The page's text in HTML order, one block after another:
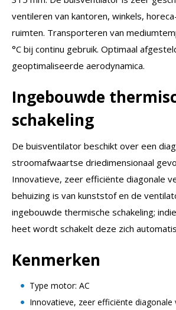
ventileren van kantoren, winkels,
ruimten. Transporteren van
°C bij continu gebruik. Optimaal
geoptimaliseerde aerodynamica.
Ingebouwde
schakeling
De buisventilator beschikt over een
stroomafwaartse driedimensionaal
Innovatieve, zeer efficiënte diagonale
behuizing is van kunststof en de
ingebouwde thermische schakeling;
heet wordt schakelt deze zich
Kenmerken
Type motor: AC
Innovatieve, zeer efficiënte diagonale